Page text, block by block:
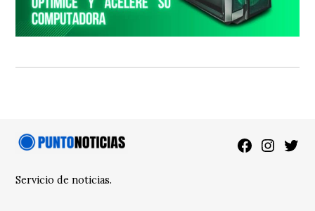
Facebook
Servicio de noticias.